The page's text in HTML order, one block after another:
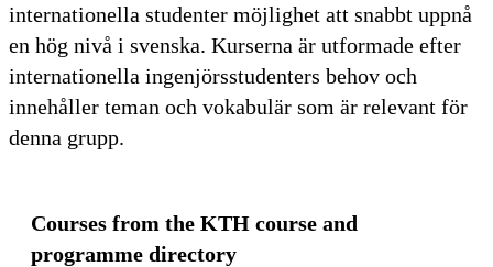
internationella studenter möjlighet att snabbt uppnå
en hög nivå i svenska. Kurserna är utformade efter
internationella ingenjörsstudenters behov och
innehåller teman och vokabulär som är relevant för
denna grupp.
Courses from the KTH course and
programme directory